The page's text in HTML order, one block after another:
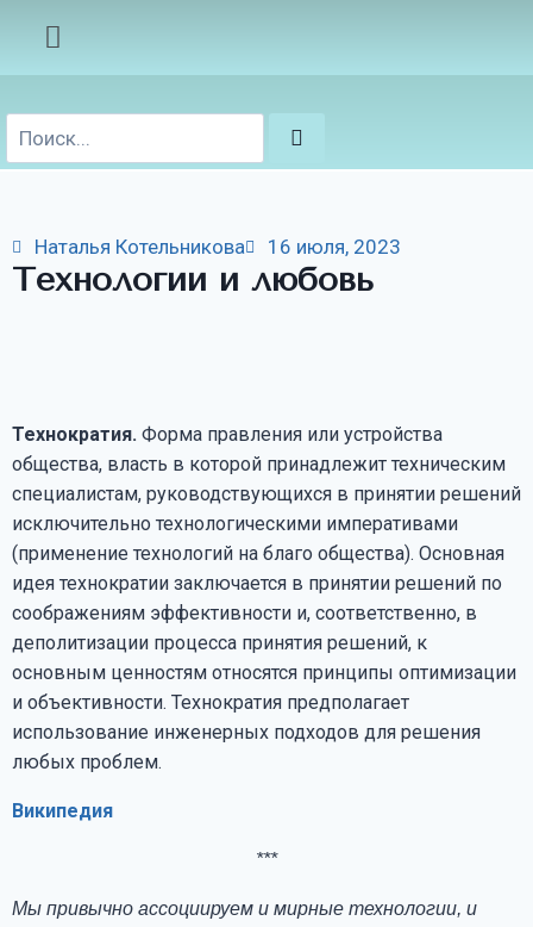
Наталья Котельникова 16 июля, 2023
Технологии и любовь
Технократия. Форма правления или устройства
общества, власть в которой принадлежит техническим
специалистам, руководствующихся в принятии решений
исключительно технологическими императивами
(применение технологий на благо общества). Основная
идея технократии заключается в принятии решений по
соображениям эффективности и, соответственно, в
деполитизации процесса принятия решений, к
основным ценностям относятся принципы оптимизации
и объективности. Технократия предполагает
использование инженерных подходов для решения
любых проблем.
Википедия
***
Мы привычно ассоциируем и мирные технологии, и